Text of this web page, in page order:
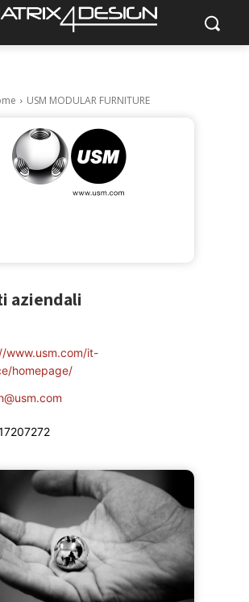
USM MODULAR FURNITURE
aziendali
www.usm.com/it-
homepage/